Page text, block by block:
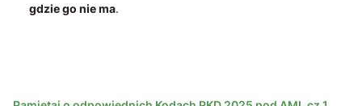
gdzie go nie ma.